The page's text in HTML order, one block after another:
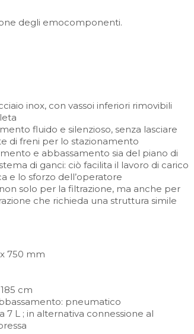
degli emocomponenti.
inox, con vassoi inferiori rimovibili
fluido e silenzioso, senza lasciare
di freni per lo stazionamento
e abbassamento sia del piano di
di ganci: ciò facilita il lavoro di carico
e lo sforzo dell’operatore
solo per la filtrazione, ma anche per
che richieda una struttura simile
x 750 mm
cm
pneumatico
7 L ; in alternativa connessione al